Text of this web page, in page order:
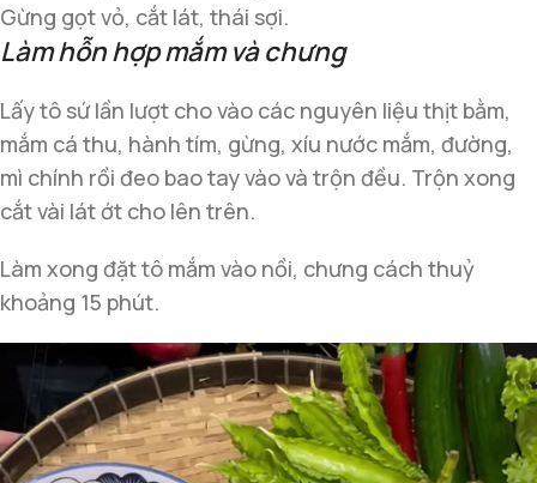
Gừng gọt vỏ, cắt lát, thái sợi.
Làm hỗn hợp mắm và chưng
Lấy tô sứ lần lượt cho vào các nguyên liệu thịt bằm,
mắm cá thu, hành tím, gừng, xíu nước mắm, đường,
mì chính rồi đeo bao tay vào và trộn đều. Trộn xong
cắt vài lát ớt cho lên trên.
Làm xong đặt tô mắm vào nồi, chưng cách thuỷ
khoảng 15 phút.